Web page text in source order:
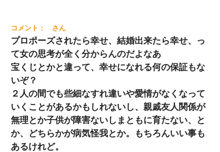
プロポーズされたら幸せ、結婚出来たら幸せ、っ
て女の思考が全く分からんのだよなあ
宝くじとかと違って、幸せになれる何の保証もな
いぞ？
２人の間でも些細なすれ違いや愛情がなくなって
いくことがあるかもしれないし、親戚友人関係が
無理とか子供が障害ないしまともに育たない、と
か、どちらかが病気怪我とか。もちろんいい事も
あるけれど。